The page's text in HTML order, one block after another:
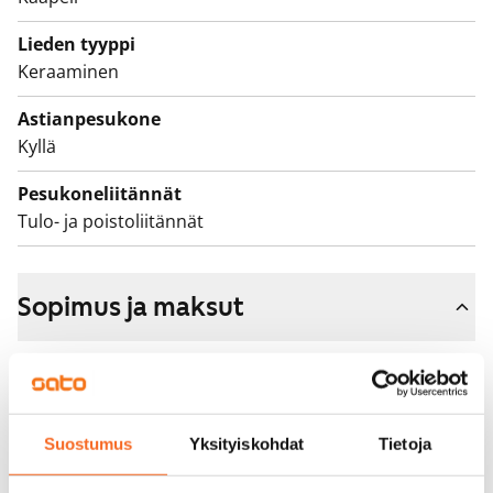
Suostumus Yksityiskohdat Tietoja
Lieden tyyppi
Keraaminen
Astianpesukone
Kyllä
Pesukoneliitännät
Tulo- ja poistoliitännät
Sopimus ja maksut
Vuokrattu
Varallisuusrajat